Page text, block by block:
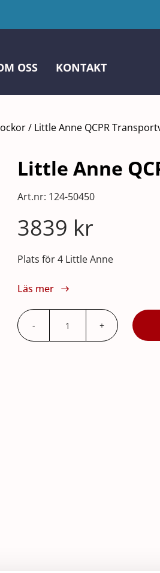
OSS KONTAKT
/ Little Anne QCPR
Little Anne
Art.nr: 124-50450
3839 kr
Plats för 4 Little Anne
Läs mer
Little